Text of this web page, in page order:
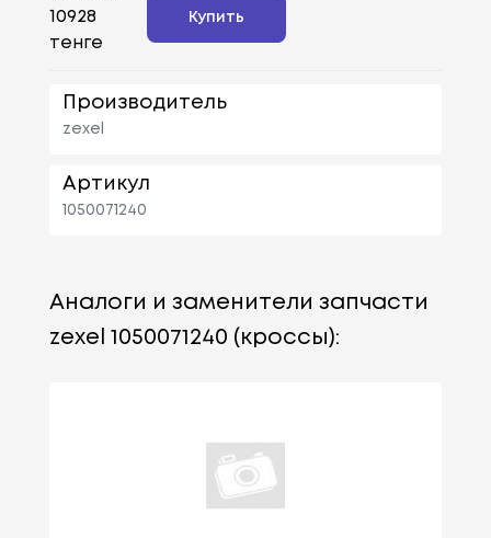
10928
тенге
Купить
Производитель
zexel
Артикул
1050071240
Аналоги и заменители запчасти
zexel 1050071240 (кроссы):